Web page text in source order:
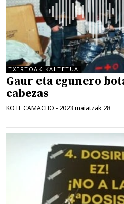
TXERTOAK KALTETUA
Gaur eta egunero
cabezas
KOTE CAMACHO - 2023 maiatzak 28